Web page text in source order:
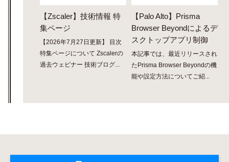
【Zscaler】技術情報 特
集ページ
【2026年7月27日更新】 目次
特集ページについて Zscalerの
過去ウェビナー 技術ブログ...
【Palo Alto】Prisma
Browser Beyondによるデ
スクトップアプリ制御
本記事では、最近リリースされ
たPrisma Browser Beyondの機
能や設定方法についてご紹...